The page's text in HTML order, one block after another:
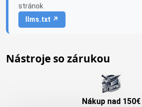
stránok
llms.txt ↗
Nástroje so zárukou
Nákup nad 150€